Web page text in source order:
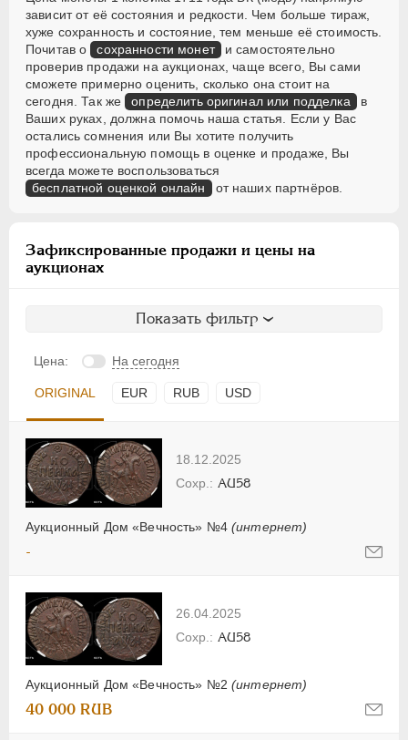
зависит от её состояния и редкости. Чем больше тираж,
хуже сохранность и состояние, тем меньше её стоимость.
Почитав о сохранности монет и самостоятельно
проверив продажи на аукционах, чаще всего, Вы сами
сможете примерно оценить, сколько она стоит на
сегодня. Так же определить оригинал или подделка в
Ваших руках, должна помочь наша статья. Если у Вас
остались сомнения или Вы хотите получить
профессиональную помощь в оценке и продаже, Вы
всегда можете воспользоваться
бесплатной оценкой онлайн от наших партнёров.
Зафиксированные продажи и цены на
аукционах
Показать фильтр
Цена: На сегодня
ORIGINAL EUR RUB USD
18.12.2025
Аукционный Дом «Вечность» №4(интернет)
AU58
-
26.04.2025
Аукционный Дом «Вечность» №2(интернет)
AU58
40 000 RUB